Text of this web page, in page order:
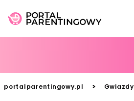
portalparentingowy.pl > Gwiazdy